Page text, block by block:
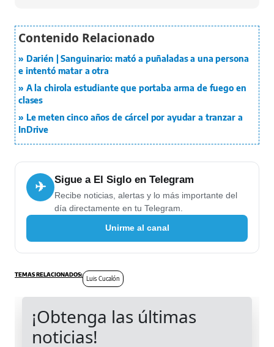
Darién | Sanguinario: mató a puñaladas a una persona
e intentó matar a otra
A la chirola estudiante que portaba arma de fuego en
clases
Le meten cinco años de cárcel por ayudar a tranzar a
InDrive
✈ Sigue a El Siglo en Telegram
Recibe noticias, alertas y lo más importante del
día directamente en tu Telegram.
Unirme al canal
Luis Cucalón